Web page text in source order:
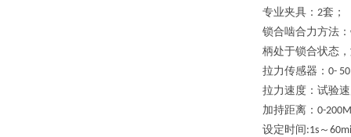
专业夹具： 2套；
锁合啮合力方法
柄处于锁合状态
拉力传感器： 0- 50
拉力速度： 试验
加持距离： 0-
设定时间 :1s ～